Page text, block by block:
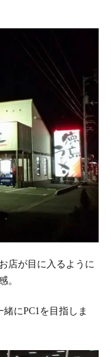
店が目に入るように
。
にPC1を目指しま